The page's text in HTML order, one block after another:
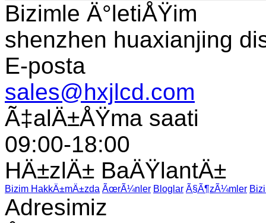
Bizimle Ä°letiÅŸim
shenzhen huaxianjing
E-posta
sales@hxjlcd.com
Ã‡alÄ±ÅŸma saati
09:00-18:00
HÄ±zlÄ± BaÄŸlantÄ±
Bizim HakkÄ±mÄ±zda ÃœrÃ¼nler Bloglar Ã§Ã¶zÃ¼mler
Adresimiz